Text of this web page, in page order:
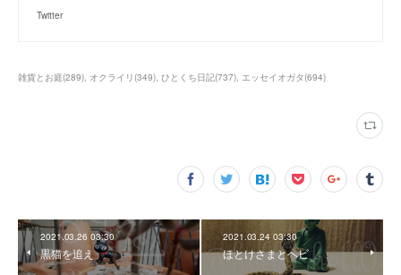
Twitter
雑貨とお庭(289) オクライリ(349) ひとくち日記(737) エッセイオガタ(694)
2021.03.26 03:30
黒猫を追え
2021.03.24 03:30
ほとけさまとヘビ